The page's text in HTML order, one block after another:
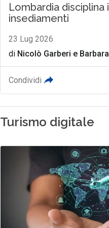
Lombardia disciplina
insediamenti
23 Lug 2026
di Nicolò Garberi e
Condividi
Turismo digitale